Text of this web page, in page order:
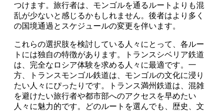
つけます。旅行者は、モンゴルを通るルートよりも混
乱が少ないと感じるかもしれません。後者はより多く
の国境通過とスケジュールの変更を伴います。
これらの選択肢を検討している人々にとって、各ルー
トには独自の特徴があります。トランスシベリア鉄道
は、完全なロシア体験を求める人々に最適です。一
方、トランスモンゴル鉄道は、モンゴルの文化に浸り
たい人々にぴったりです。トランス満州鉄道は、混雑
を避けたい旅行者や都市部へのアクセスを早めたい
人々に魅力的です。どのルートを選んでも、歴史、文